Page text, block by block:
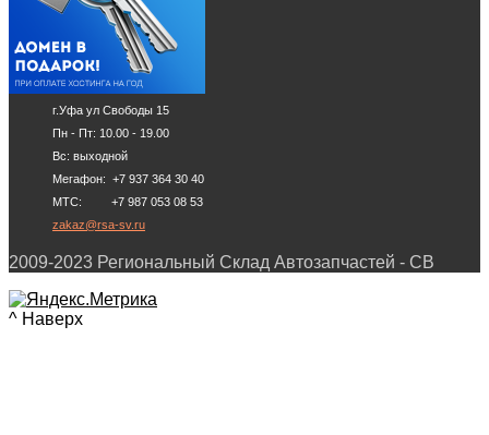
г.Уфа ул Свободы 15
Пн - Пт: 10.00 - 19.00
Вс: выходной
Мегафон: +7 937 364 30 40
МТС: +7 987 053 08 53
zakaz@rsa-sv.ru
2009-2023 Региональный Склад Автозапчастей - СВ
^ Наверх